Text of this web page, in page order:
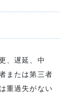
、遅延、中
または第三者
重過失がない